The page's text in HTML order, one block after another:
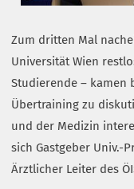
Zum dritten Mal
Universität Wien
Studierende – kamen
Übertraining zu
und der Medizin
sich Gastgeber Univ.-
Ärztlicher Leiter des